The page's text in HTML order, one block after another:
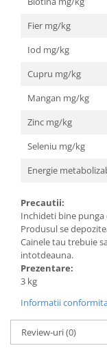
Fier mg/kg
Iod mg/kg
Cupru mg/kg
Mangan mg/kg
Zinc mg/kg
Seleniu mg/kg
Energie
Precautii:
Inchideti bine
Produsul se
Cainele tau trebuie
intotdeauna.
Prezentare:
3 kg
Informatii
Review-uri(0)